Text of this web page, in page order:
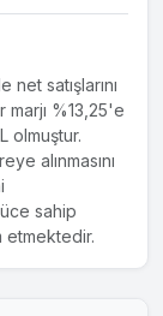
satışlarını
marjı %13,25'e
olmuştur.
alınmasını
sahip
etmektedir.